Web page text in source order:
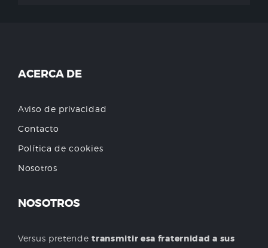
ACERCA DE
Aviso de privacidad
Contacto
Política de cookies
Nosotros
NOSOTROS
Versus pretendetransmitir esa fraternidad a sus